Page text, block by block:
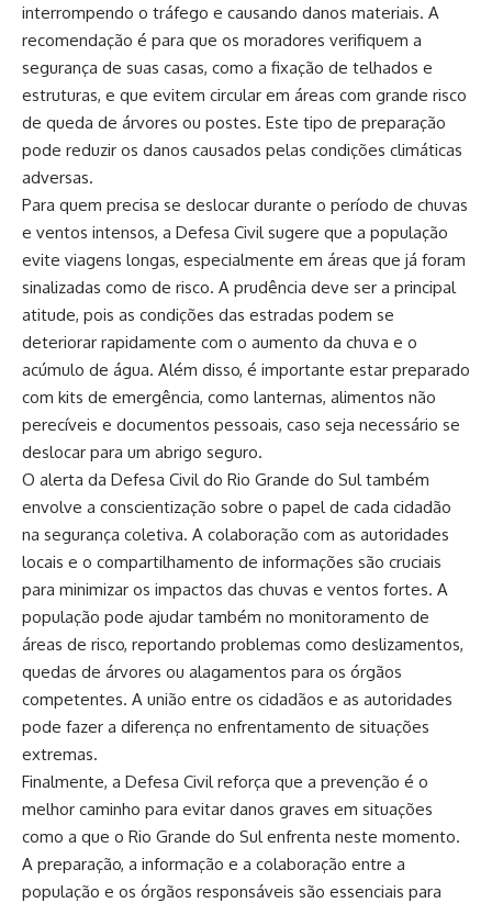
interrompendo o tráfego e causando danos materiais. A
recomendação é para que os moradores verifiquem a
segurança de suas casas, como a fixação de telhados e
estruturas, e que evitem circular em áreas com grande risco
de queda de árvores ou postes. Este tipo de preparação
pode reduzir os danos causados pelas condições climáticas
adversas.
Para quem precisa se deslocar durante o período de chuvas
e ventos intensos, a Defesa Civil sugere que a população
evite viagens longas, especialmente em áreas que já foram
sinalizadas como de risco. A prudência deve ser a principal
atitude, pois as condições das estradas podem se
deteriorar rapidamente com o aumento da chuva e o
acúmulo de água. Além disso, é importante estar preparado
com kits de emergência, como lanternas, alimentos não
perecíveis e documentos pessoais, caso seja necessário se
deslocar para um abrigo seguro.
O alerta da Defesa Civil do Rio Grande do Sul também
envolve a conscientização sobre o papel de cada cidadão
na segurança coletiva. A colaboração com as autoridades
locais e o compartilhamento de informações são cruciais
para minimizar os impactos das chuvas e ventos fortes. A
população pode ajudar também no monitoramento de
áreas de risco, reportando problemas como deslizamentos,
quedas de árvores ou alagamentos para os órgãos
competentes. A união entre os cidadãos e as autoridades
pode fazer a diferença no enfrentamento de situações
extremas.
Finalmente, a Defesa Civil reforça que a prevenção é o
melhor caminho para evitar danos graves em situações
como a que o Rio Grande do Sul enfrenta neste momento.
A preparação, a informação e a colaboração entre a
população e os órgãos responsáveis são essenciais para